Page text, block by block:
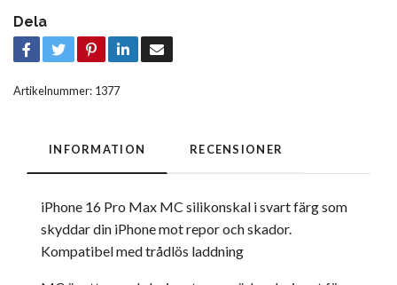
Dela
Artikelnummer: 1377
INFORMATION RECENSIONER
iPhone 16 Pro Max MC silikonskal i svart färg som
skyddar din iPhone mot repor och skador.
Kompatibel med trådlös laddning